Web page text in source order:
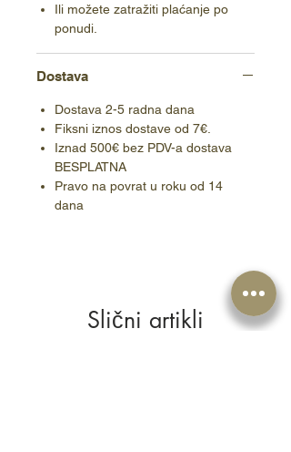
Ili možete zatražiti plaćanje po
ponudi.
Dostava
Dostava 2-5 radna dana
Fiksni iznos dostave od 7€.
Iznad 500€ bez PDV-a dostava
BESPLATNA
Pravo na povrat u roku od 14
dana
Slični artikli